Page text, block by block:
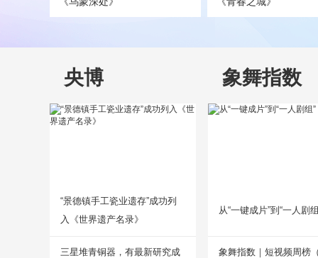
央博
“景德镇手工瓷业遗存”成功列
入《世界遗产名录》
三星堆青铜器，有最新研究成
象舞指数
从“一键成片”到“一人剧
象舞指数｜短视频周榜